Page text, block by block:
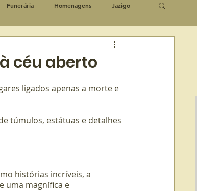
Funerária Homenagens Jazigo
céu aberto
ligados apenas a morte e
túmulos, estátuas e detalhes
histórias incríveis, a
uma magnífica e